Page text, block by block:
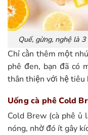
Quế, gừng, nghệ là
Chỉ cần thêm một
phê đen, bạn đã có
thân thiện với hệ tiêu
Uống cà phê Cold
Cold Brew (cà phê ủ
nóng, nhờ đó ít gây